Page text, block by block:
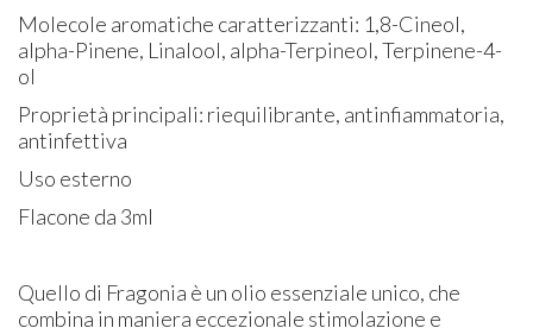
Molecole aromatiche caratterizzanti: 1,8-Cineol,
alpha-Pinene, Linalool, alpha-Terpineol, Terpinene-4-
ol​
Proprietà principali: riequilibrante, antinfiammatoria,
antinfettiva
Uso esterno
Flacone da 3ml
Quello di Fragonia è un olio essenziale unico, che
combina in maniera eccezionale stimolazione e